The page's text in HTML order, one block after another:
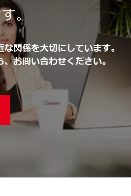
。
関係を大切にしています。
お問い合わせください。